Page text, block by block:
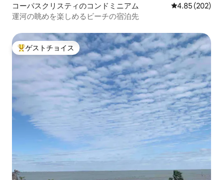
コーパスクリスティのコンドミニアム レビュー202
4.85 (202)
運河の眺めを楽しめるビーチの宿泊先
大好評のゲストチョイスです。
ゲストチョイス